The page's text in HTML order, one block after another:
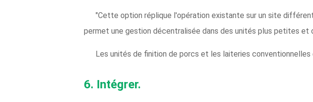
"Cette option réplique l'opération existante sur un site
permet une gestion décentralisée dans des unités plus petites
Les unités de finition de porcs et les laiteries
6. Intégrer.